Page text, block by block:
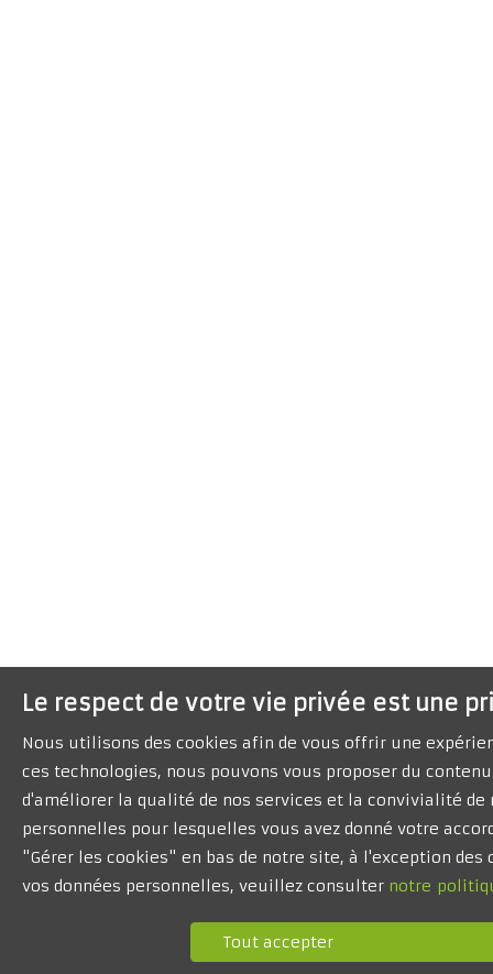
Le respect de votre vie privée est une
Nous utilisons des cookies afin de vous offrir une
ces technologies, nous pouvons vous proposer du
d'améliorer la qualité de nos services et la convivialité
personnelles pour lesquelles vous avez donné votre
"Gérer les cookies" en bas de notre site, à l'exception
vos données personnelles, veuillez consulter notre
Tout accepter